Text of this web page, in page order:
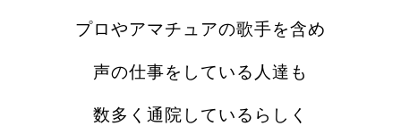
プロやアマチュアの歌手を含め
声の仕事をしている人達も
数多く通院しているらしく